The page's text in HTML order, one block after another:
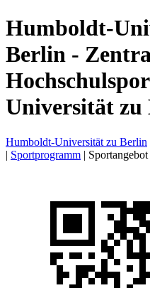
Humboldt-
Berlin -
Universität zu
Humboldt-Universität zu Berlin
| Sportprogramm | Sportangebot